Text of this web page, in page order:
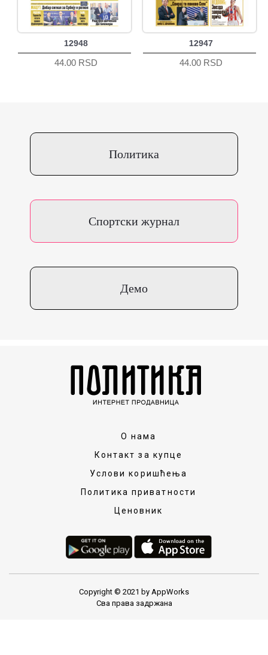
12948
44.00 RSD
12947
44.00 RSD
Политика
Спортски журнал
Демо
О нама
Контакт за купце
Услови коришћења
Политика приватности
Ценовник
Copyright © 2021 by AppWorks
Сва права задржана